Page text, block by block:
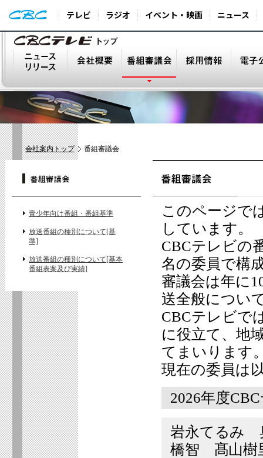
テレビ ラジオ イベント・映画 ニュース
会社案内トップ 番組審議会
青少年向け番組・番組基準
放送番組の種別について[基
準]
放送番組の種別について[基本
番組表案及び実績]
このページで
しています。
CBCテレビの
名の委員で構
審議会は年に
送全般につい
CBCテレビで
に役立て、地
てまいります
現在の委員は
2026年度
岩永てるみ
橋智 髙山